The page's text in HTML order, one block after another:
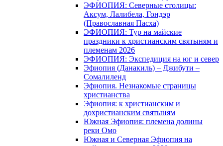
ЭФИОПИЯ: Северные столицы:
Аксум, Лалибела, Гондэр
(Православная Пасха)
ЭФИОПИЯ: Тур на майские
праздники к христианским святыням и
племенам 2026
ЭФИОПИЯ: Экспедиция на юг и север
Эфиопия (Данакиль) – Джибути –
Cомалиленд
Эфиопия. Незнакомые страницы
христианства
Эфиопия: к христианским и
дохристианским святыням
Южная Эфиопия: племена долины
реки Омо
Южная и Северная Эфиопия на